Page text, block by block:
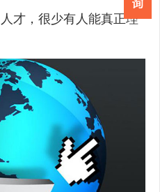
才，很少有人能真正理